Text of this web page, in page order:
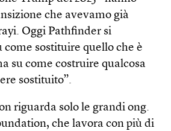
che avevamo già
Oggi Pathfinder si
come sostituire quello che è
su come costruire qualcosa
sostituito”.
riguarda solo le grandi ong.
che lavora con più di